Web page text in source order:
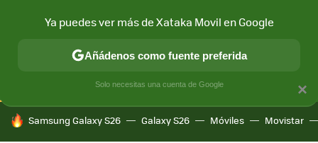
CONECTIVIDAD MÓVIL Y SOCIEDAD APLICACIONES
HOY SE HABLA DE
Samsung Galaxy S26 Galaxy S26 Móviles Movistar
×
Ya puedes ver más de Xataka Movil en Google
Añádenos como fuente preferida
Solo necesitas una cuenta de Google